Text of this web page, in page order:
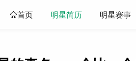
首页 明星简历 明星赛事